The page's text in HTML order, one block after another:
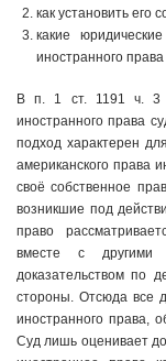
как установить его
какие
иностранного
В п. 1 ст. 1191 ч. 3
иностранного права
подход характерен
американского права
своё собственное
возникшие под
право
вместе с другими
доказательством по
стороны. Отсюда все
иностранного права,
Суд лишь оценивает